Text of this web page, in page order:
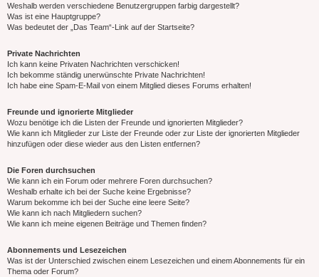
Weshalb werden verschiedene Benutzergruppen farbig dargestellt?
Was ist eine Hauptgruppe?
Was bedeutet der „Das Team“-Link auf der Startseite?
Private Nachrichten
Ich kann keine Privaten Nachrichten verschicken!
Ich bekomme ständig unerwünschte Private Nachrichten!
Ich habe eine Spam-E-Mail von einem Mitglied dieses Forums erhalten!
Freunde und ignorierte Mitglieder
Wozu benötige ich die Listen der Freunde und ignorierten Mitglieder?
Wie kann ich Mitglieder zur Liste der Freunde oder zur Liste der ignorierten Mitglieder
hinzufügen oder diese wieder aus den Listen entfernen?
Die Foren durchsuchen
Wie kann ich ein Forum oder mehrere Foren durchsuchen?
Weshalb erhalte ich bei der Suche keine Ergebnisse?
Warum bekomme ich bei der Suche eine leere Seite?
Wie kann ich nach Mitgliedern suchen?
Wie kann ich meine eigenen Beiträge und Themen finden?
Abonnements und Lesezeichen
Was ist der Unterschied zwischen einem Lesezeichen und einem Abonnements für ein
Thema oder Forum?